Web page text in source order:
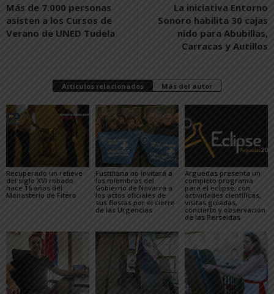
Más de 7.000 personas
asisten a los Cursos de
Verano de UNED Tudela
La iniciativa Entorno
Sonoro habilita 30 cajas
nido para Abubillas,
Carracas y Autillos
Artículos relacionados Más del autor
Recuperado un relieve
del siglo XVI robado
hace 16 años del
Monasterio de Fitero
Fustiñana no invitará a
los miembros del
Gobierno de Navarra a
los actos oficiales de
sus fiestas por el cierre
de las Urgencias
Arguedas presenta un
completo programa
para el eclipse, con
actividades científicas,
visitas guiadas,
concierto y observación
de las Perseidas